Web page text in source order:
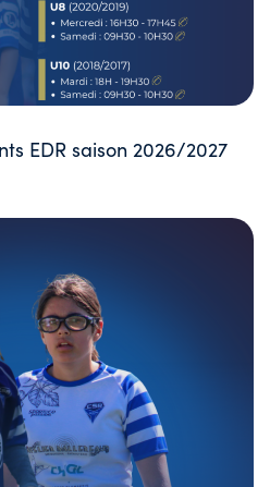
EDR saison 2026/2027